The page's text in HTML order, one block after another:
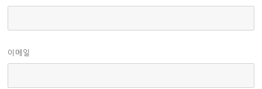
이메일